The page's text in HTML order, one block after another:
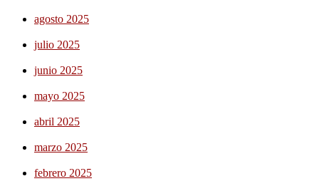
agosto 2025
julio 2025
junio 2025
mayo 2025
abril 2025
marzo 2025
febrero 2025